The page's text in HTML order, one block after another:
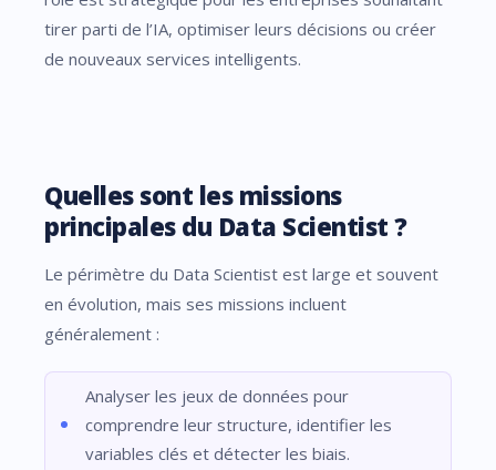
tirer parti de l’IA, optimiser leurs décisions ou créer
de nouveaux services intelligents.
Quelles sont les missions
principales du Data Scientist ?
Le périmètre du Data Scientist est large et souvent
en évolution, mais ses missions incluent
généralement :
Analyser les jeux de données pour
comprendre leur structure, identifier les
variables clés et détecter les biais.